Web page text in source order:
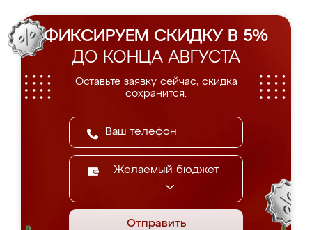
ФИКСИРУЕМ СКИДКУ В 5%
ДО КОНЦА АВГУСТА
Оставьте заявку сейчас, скидка
сохранится.
Желаемый бюджет
Отправить